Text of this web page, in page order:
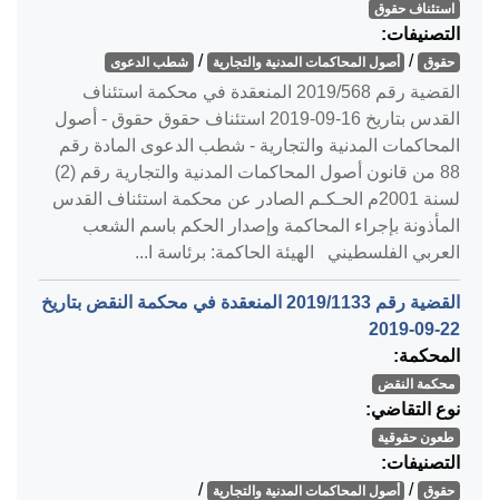
استئناف حقوق
التصنيفات:
حقوق / أصول المحاكمات المدنية والتجارية / شطب الدعوى
القضية رقم ‎568‏/‎2019‏ المنعقدة في محكمة استئناف
القدس بتاريخ ‎2019-09-16‏ استئناف حقوق حقوق - أصول
المحاكمات المدنية والتجارية - شطب الدعوى المادة رقم
88 من قانون أصول المحاكمات المدنية والتجارية رقم (2)
لسنة 2001م الحـكـم الصادر عن محكمة استئناف القدس
المأذونة بإجراء المحاكمة وإصدار الحكم باسم الشعب
العربي الفلسطيني الهيئة الحاكمة: برئاسة ا...
القضية رقم ‎1133‏/‎2019‏ المنعقدة في محكمة النقض بتاريخ
‎2019-09-22‏
المحكمة:
محكمة النقض
نوع التقاضي:
طعون حقوقية
التصنيفات:
حقوق / أصول المحاكمات المدنية والتجارية /